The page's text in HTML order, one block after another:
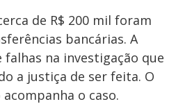
de R$ 200 mil foram
bancárias. A
na investigação que
a justiça de ser feita. O
o caso.